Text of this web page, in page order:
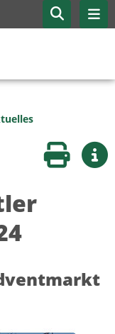
Seite